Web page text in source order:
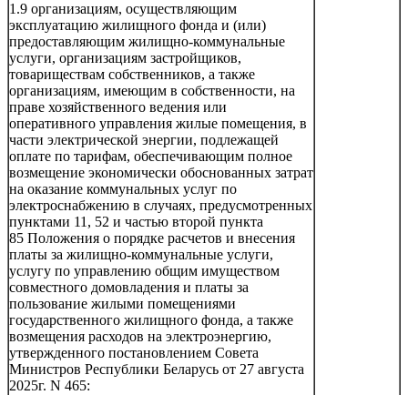
1.9 организациям, осуществляющим
эксплуатацию жилищного фонда и (или)
предоставляющим жилищно-коммунальные
услуги, организациям застройщиков,
товариществам собственников, а также
организациям, имеющим в собственности, на
праве хозяйственного ведения или
оперативного управления жилые помещения, в
части электрической энергии, подлежащей
оплате по тарифам, обеспечивающим полное
возмещение экономически обоснованных затрат
на оказание коммунальных услуг по
электроснабжению в случаях, предусмотренных
пунктами 11, 52 и частью второй пункта
85 Положения о порядке расчетов и внесения
платы за жилищно-коммунальные услуги,
услугу по управлению общим имуществом
совместного домовладения и платы за
пользование жилыми помещениями
государственного жилищного фонда, а также
возмещения расходов на электроэнергию,
утвержденного постановлением Совета
Министров Республики Беларусь от 27 августа
2025г. N 465: